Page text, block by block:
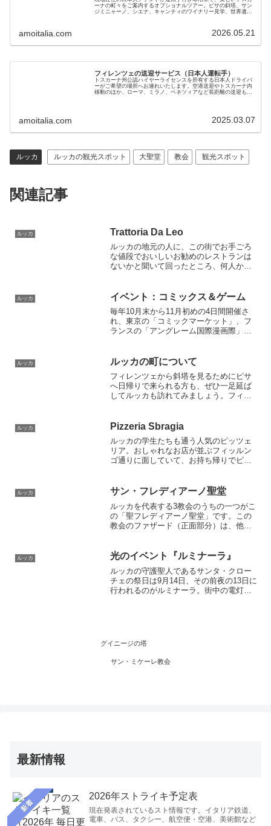
ーナの町々をご案内するオプショナルツアー。ピサの斜塔、サン
ジミニャーノ、シエナ、キャンティのワイナリー見学、世界遺産
amoitalia.com 2026.05.21
フィレンツェの送迎サービス（日本人運転手）
トスカーナ州公認ハイヤーライセンスを所有する日本人ドライバ
ーがご希望の場所へお連れいたします。空港送迎やトスカーナ内
移動のほか、ローマ、ミラノ、ベネツィアなど長距離の送迎も可
amoitalia.com 2025.03.07
ルッカ ルッカの観光スポット 大聖堂 教会 観光スポット
関連記事
ルッカ Trattoria Da Leo
ルッカの地元の人に、この街でお手ごろ
な値段でおいしいお勧めのレストランは
ないかと聞いて回ったところ、何人かの
ケーレ教会からサン・フレディアーノ教
広場（Piazza del Salvatore）の近くにあ
ります。
ルッカ イベント：コミックス＆ゲーム
毎年10月末から11月初めの4日間開催さ
れ、東京の「コミックマーケット」、フ
ランスの「アングレーム国際漫画際」に
重ねるごとに規模を増しています。今で
くの人が訪れ、開催期間中はルッカの街
が大きく賑わいます。
ルッカ ルッカの町について
フィレンツェから斜塔を見るためにピサ
へ日帰りで来られる方も、ぜひ一足延ば
してルッカも訪れてみましょう。フィレ
癒してくれます
ルッカ Pizzeria Sbragia
ルッカの学生たちも通う人気のピッツェ
リア。おしゃれなお店が並ぶフィッルン
ゴ通りに面していて、お持ち帰りでピザ
っとお腹がへったときにも便利です。
ルッカ サン・フレディアーノ聖堂
ルッカを代表する3教会のうちの一つがこ
の「聖フレディアーノ聖堂」です。この
教会のファザード（正面部分）は、他の
が飾られています。
ルッカ 光のイベント『ルミナーラ』
ルッカの守護聖人であるサンタ・クロー
チェの祭日は9月14日、その前夜の13日に
行われるのがルミナーラ。街中の電灯が
グイニージの塔
サン・ミケーレ教会
最新情報
新着
2026年ストライキ予定表
現在発表されているスト情報です。イタリア鉄道、
電車、バス、タクシー、航空便・空港、美術館など